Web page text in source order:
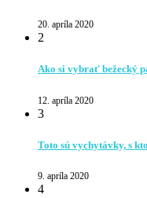
20. apríla 2020
2
Ako si vybrať bežecký
12. apríla 2020
3
Toto sú vychytávky, s
9. apríla 2020
4